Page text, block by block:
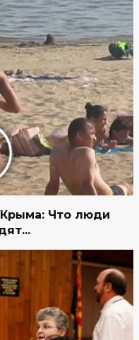
Что люди